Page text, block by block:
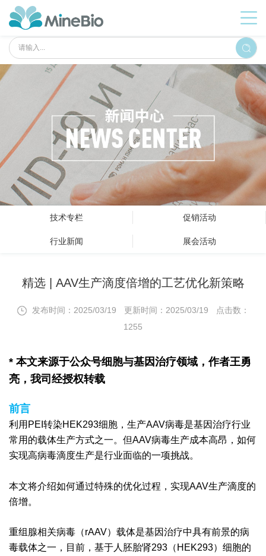
技术专栏 促销活动
行业新闻 展会活动
精选 | AAV生产滴度倍增的工艺优化新策略
发布时间：2025/03/19 更新时间：2025/03/19
点击数：
1255
* 本文来源于公众号细胞与基因治疗领域，作者王勇
亮，我司经授权转载
前言
利用PEI转染HEK293细胞，生产AAV病毒是基因治疗行业
常用的载体生产方式之一。但AAV病毒生产成本高昂，如何
实现高病毒滴度生产是行业面临的一项挑战。
本文将介绍如何通过特殊的优化过程，实现AAV生产滴度的
倍增。
重组腺相关病毒（rAAV）载体是基因治疗中具有前景的病
毒载体之一，目前，基于人胚胎肾293（HEK293）细胞的